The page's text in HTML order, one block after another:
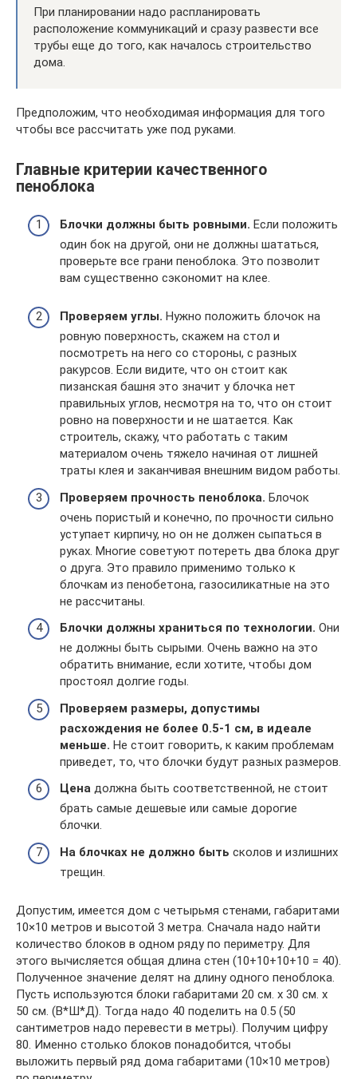
При планировании надо распланировать
расположение коммуникаций и сразу развести все
трубы еще до того, как началось строительство
дома.
Предположим, что необходимая информация для того
чтобы все рассчитать уже под руками.
Главные критерии качественного
пеноблока
Блочки должны быть ровными. Если положить
один бок на другой, они не должны шататься,
проверьте все грани пеноблока. Это позволит
вам существенно сэкономит на клее.
Проверяем углы. Нужно положить блочок на
ровную поверхность, скажем на стол и
посмотреть на него со стороны, с разных
ракурсов. Если видите, что он стоит как
пизанская башня это значит у блочка нет
правильных углов, несмотря на то, что он стоит
ровно на поверхности и не шатается. Как
строитель, скажу, что работать с таким
материалом очень тяжело начиная от лишней
траты клея и заканчивая внешним видом работы.
Проверяем прочность пеноблока. Блочок
очень пористый и конечно, по прочности сильно
уступает кирпичу, но он не должен сыпаться в
руках. Многие советуют потереть два блока друг
о друга. Это правило применимо только к
блочкам из пенобетона, газосиликатные на это
не рассчитаны.
Блочки должны храниться по технологии. Они
не должны быть сырыми. Очень важно на это
обратить внимание, если хотите, чтобы дом
простоял долгие годы.
Проверяем размеры, допустимы
расхождения не более 0.5-1 см, в идеале
меньше. Не стоит говорить, к каким проблемам
приведет, то, что блочки будут разных размеров.
Цена должна быть соответственной, не стоит
брать самые дешевые или самые дорогие
блочки.
На блочках не должно быть сколов и излишних
трещин.
Допустим, имеется дом с четырьмя стенами, габаритами
10×10 метров и высотой 3 метра. Сначала надо найти
количество блоков в одном ряду по периметру. Для
этого вычисляется общая длина стен (10+10+10+10 = 40).
Полученное значение делят на длину одного пеноблока.
Пусть используются блоки габаритами 20 см. x 30 см. x
50 см. (В*Ш*Д). Тогда надо 40 поделить на 0.5 (50
сантиметров надо перевести в метры). Получим цифру
80. Именно столько блоков понадобится, чтобы
выложить первый ряд дома габаритами (10×10 метров)